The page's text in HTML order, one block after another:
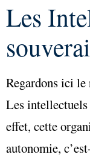
Les
Regardons ici le
Les
effet, cette
autonomie,